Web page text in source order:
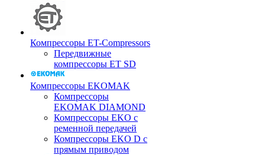
Компрессоры ET-Compressors
Передвижные
компрессоры ET SD
Компрессоры EKOMAK
Компрессоры
EKOMAK DIAMOND
Компрессоры EKO c
ременной передачей
Компрессоры EKO D с
прямым приводом